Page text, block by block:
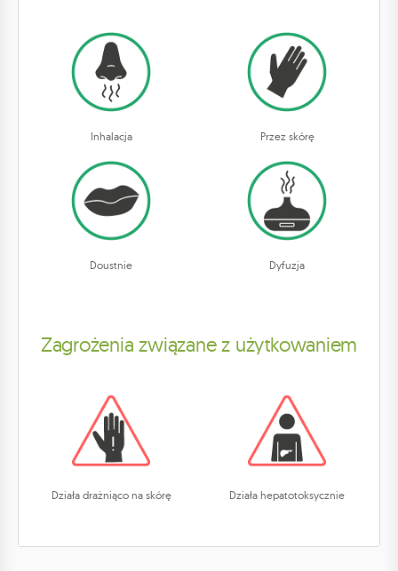
Inhalacja Przez skórę
Doustnie Dyfuzja
Zagrożenia związane z użytkowaniem
Działa drażniąco na skórę Działa hepatotoksycznie